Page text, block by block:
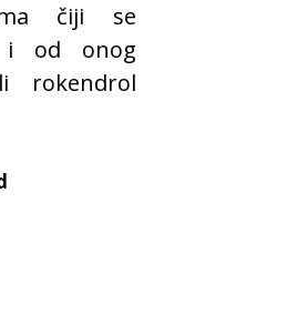
čiji se
i od onog
rokendrol